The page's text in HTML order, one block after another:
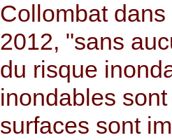
Collombat
2012, "sans
du risque
inondables
surfaces sont